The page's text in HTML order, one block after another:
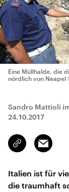
Eine Müllhalde, die
nördlich von Neapel
Sandro Mattioli
24.10.2017
Link
kopieren/teilen
Email
Italien ist für
die traumhaft